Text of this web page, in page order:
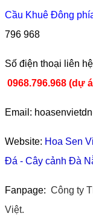
Cầu Khuê Đông
796 968
​Số điện thoại liên
0968.796.968 (dự
Email:
Website: Hoa Sen
Đá - Cây cảnh Đà
Fanpage: Công ty
Việt.